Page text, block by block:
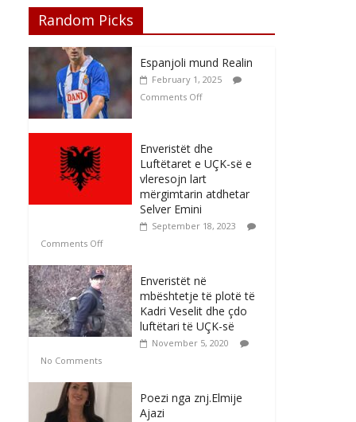
Random Picks
Espanjoli mund Realin
February 1, 2025
Comments Off
Enveristët dhe
Luftëtaret e UÇK-së e
vleresojn lart
mërgimtarin atdhetar
Selver Emini
September 18, 2023
Comments Off
Enveristët në
mbështetje të plotë të
Kadri Veselit dhe çdo
luftëtari të UÇK-së
November 5, 2020
No Comments
Poezi nga znj.Elmije
Ajazi